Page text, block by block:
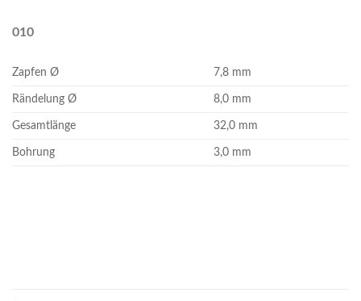
010
Zapfen Ø 7,8 mm
Rändelung Ø 8,0 mm
Gesamtlänge 32,0 mm
Bohrung 3,0 mm